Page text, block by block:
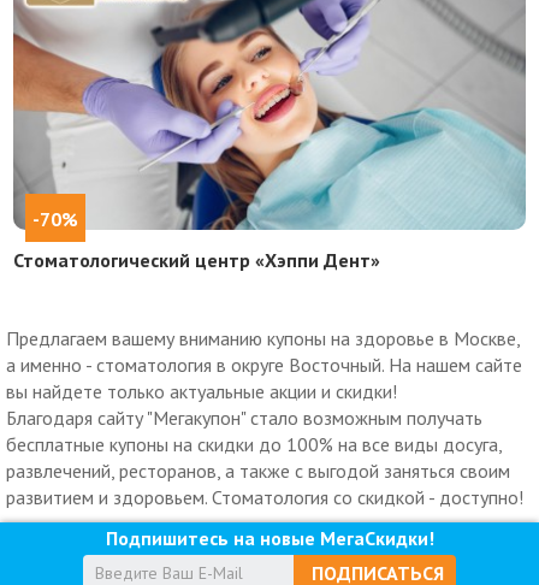
-70%
Стоматологический центр «Хэппи Дент»
Предлагаем вашему вниманию купоны на здоровье в Москве,
а именно - стоматология в округе Восточный. На нашем сайте
вы найдете только актуальные акции и скидки!
Благодаря сайту "Мегакупон" стало возможным получать
бесплатные купоны на скидки до 100% на все виды досуга,
развлечений, ресторанов, а также с выгодой заняться своим
развитием и здоровьем. Стоматология со скидкой - доступно!
Подпишитесь на новые МегаСкидки!
ПОДПИСАТЬСЯ